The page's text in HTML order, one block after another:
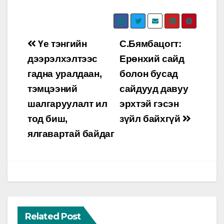
Post
navigation
С.Бямбацогт:
Ерөнхий сайд
болон бусад
сайдууд давуу
эрхтэй гэсэн
зүйл байхгүй
Үе тэнгийн
дээрэлхэлтээс
гадна уралдаан,
тэмцээний
шалгаруулалт ил
тод биш,
ялгавартай байдаг
Related Post